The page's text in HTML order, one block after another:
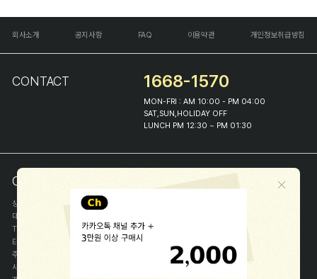
회사소개 공지사항 FAQ 이용약관 개인정보취급방침
CONTACT 1668-1570
MON-FRI : AM 10:00 - PM 04:00
SAT,SUN,HOLIDAY OFF
LUNCH PM 12:30 ~ PM 01:30
COMPANY INFO
상호
(주)해피프린스
대표
TEL
1668-1570
E-MAIL
help@happyprince.co.kr
주소
사업자등록번호